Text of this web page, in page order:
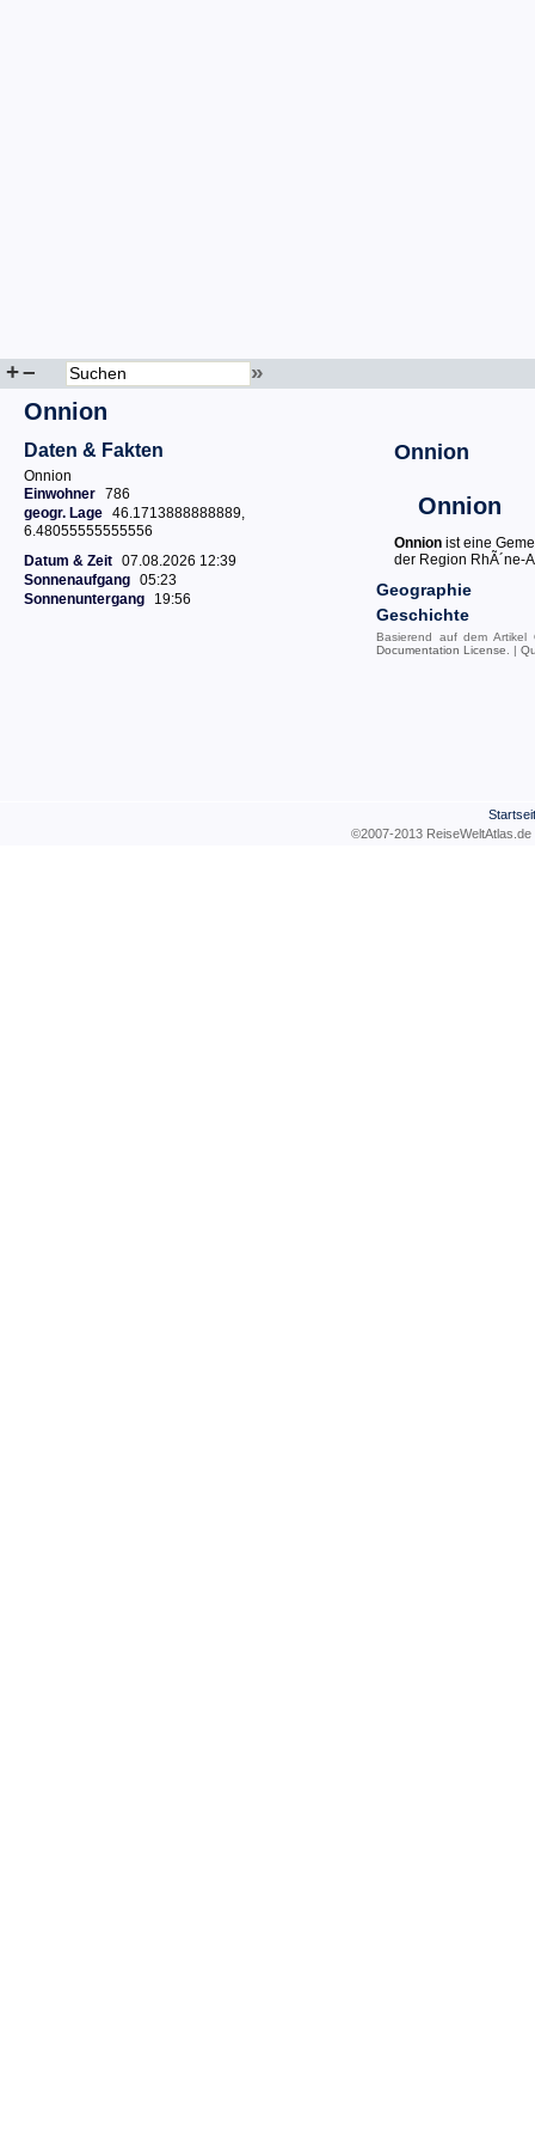
+– »
Onnion
Daten & Fakten
Onnion
Einwohner 786
geogr. Lage 46.1713888888889,
6.48055555555556
Datum & Zeit 07.08.2026 12:39
Sonnenaufgang 05:23
Sonnenuntergang
19:56
Onnion
Onnion
Onnion ist eine
der Region RhÃ´ne-
Geographie
Geschichte
Basierend auf dem Artikel
Documentation License . |
©2007-2013